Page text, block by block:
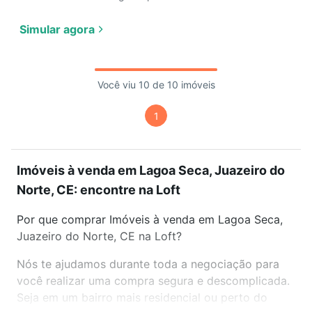
Simular agora
Você viu 10 de 10 imóveis
1
Imóveis à venda em Lagoa Seca, Juazeiro do
Norte, CE: encontre na Loft
Por que comprar Imóveis à venda em Lagoa Seca,
Juazeiro do Norte, CE na Loft?
Nós te ajudamos durante toda a negociação para
você realizar uma compra segura e descomplicada.
Seja em um bairro mais residencial ou perto do